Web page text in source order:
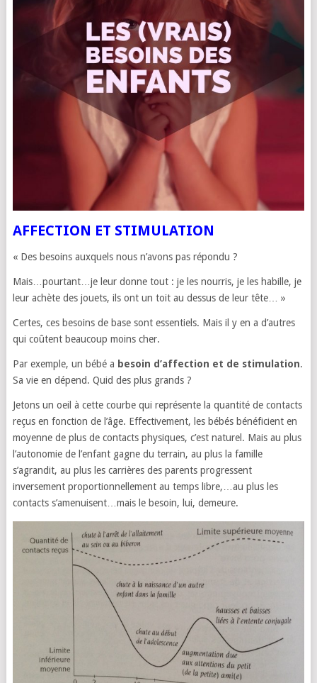
AFFECTION ET STIMULATION
« Des besoins auxquels nous n’avons pas répondu ?
Mais…pourtant…je leur donne tout : je les nourris, je les habille, je
leur achète des jouets, ils ont un toit au dessus de leur tête… »
Certes, ces besoins de base sont essentiels. Mais il y en a d’autres
qui coûtent beaucoup moins cher.
Par exemple, un bébé a besoin d’affection et de stimulation.
Sa vie en dépend. Quid des plus grands ?
Jetons un oeil à cette courbe qui représente la quantité de contacts
reçus en fonction de l’âge. Effectivement, les bébés bénéficient en
moyenne de plus de contacts physiques, c’est naturel. Mais au plus
l’autonomie de l’enfant gagne du terrain, au plus la famille
s’agrandit, au plus les carrières des parents progressent
inversement proportionnellement au temps libre,…au plus les
contacts s’amenuisent…mais le besoin, lui, demeure.